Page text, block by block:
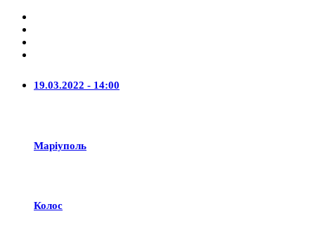
19.03.2022 - 14:00
Маріуполь
Колос